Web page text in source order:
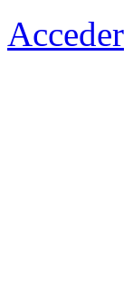
Acceder